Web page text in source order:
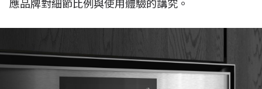
應品牌對細節比例與使用體驗的講究。